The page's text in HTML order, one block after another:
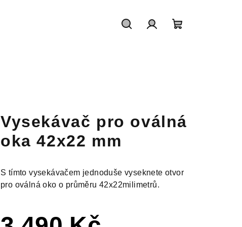
Vysekávač pro oválná
oka 42x22 mm
S tímto vysekávačem jednoduše vyseknete otvor
pro oválná oko o průměru 42x22milimetrů.